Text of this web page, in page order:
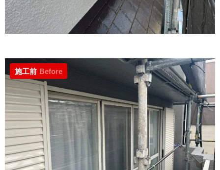
施工前 Before